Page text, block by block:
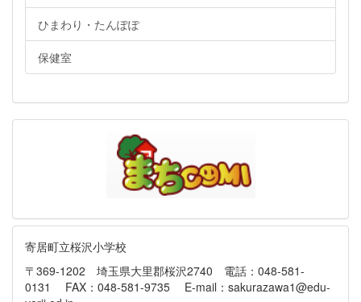
ひまわり・たんぽぽ
保健室
寄居町立桜沢小学校
〒369-1202 埼玉県大里郡桜沢2740 電話：048-581-
0131 FAX：048-581-9735 E-mail：sakurazawa1@edu-